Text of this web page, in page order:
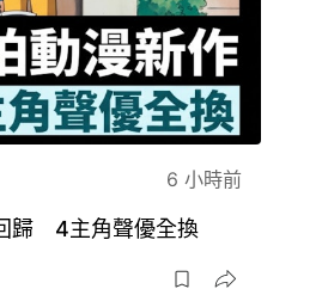
6 小時前
歸 4主角聲優全換